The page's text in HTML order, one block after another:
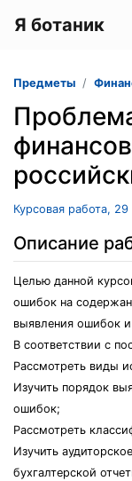
Я ботаник
Предметы
Курсовая работа,
Описание
Целью данной
ошибок на
выявления ошибок
В соответствии с
Рассмотреть виды
Изучить порядок
ошибок;
Рассмотреть
Изучить
бухгалтерской